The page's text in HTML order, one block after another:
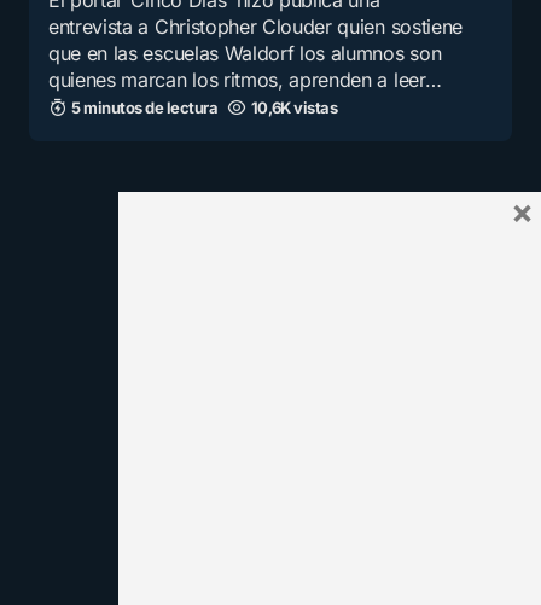
entrevista a Christopher Clouder quien sostiene
que en las escuelas Waldorf los alumnos son
quienes marcan los ritmos, aprenden a leer…
5 minutos de lectura 10,6K vistas
×